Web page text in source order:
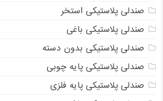
صندلی پلاستیکی استخر
صندلی پلاستیکی باغی
صندلی پلاستیکی بدون دسته
صندلی پلاستیکی پایه چوبی
صندلی پلاستیکی پایه فلزی